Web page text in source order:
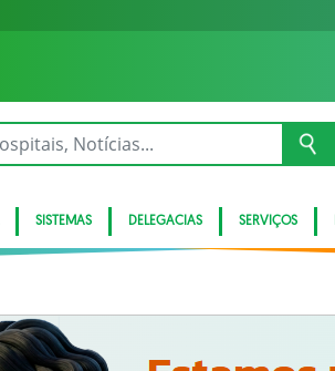
SISTEMAS DELEGACIAS SERVIÇOS